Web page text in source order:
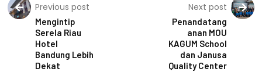
Previous post
Mengintip
Serela Riau
Hotel
Bandung Lebih
Dekat
Next post
Penandatang
anan MOU
KAGUM School
dan Janusa
Quality Center